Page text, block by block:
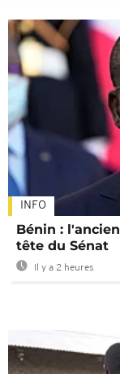
INFO
Bénin :
tête du Sénat
Il y a 2 heures